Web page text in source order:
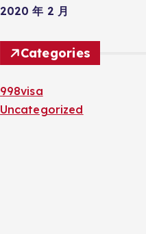
2020 年 2 月
Categories
998visa
Uncategorized